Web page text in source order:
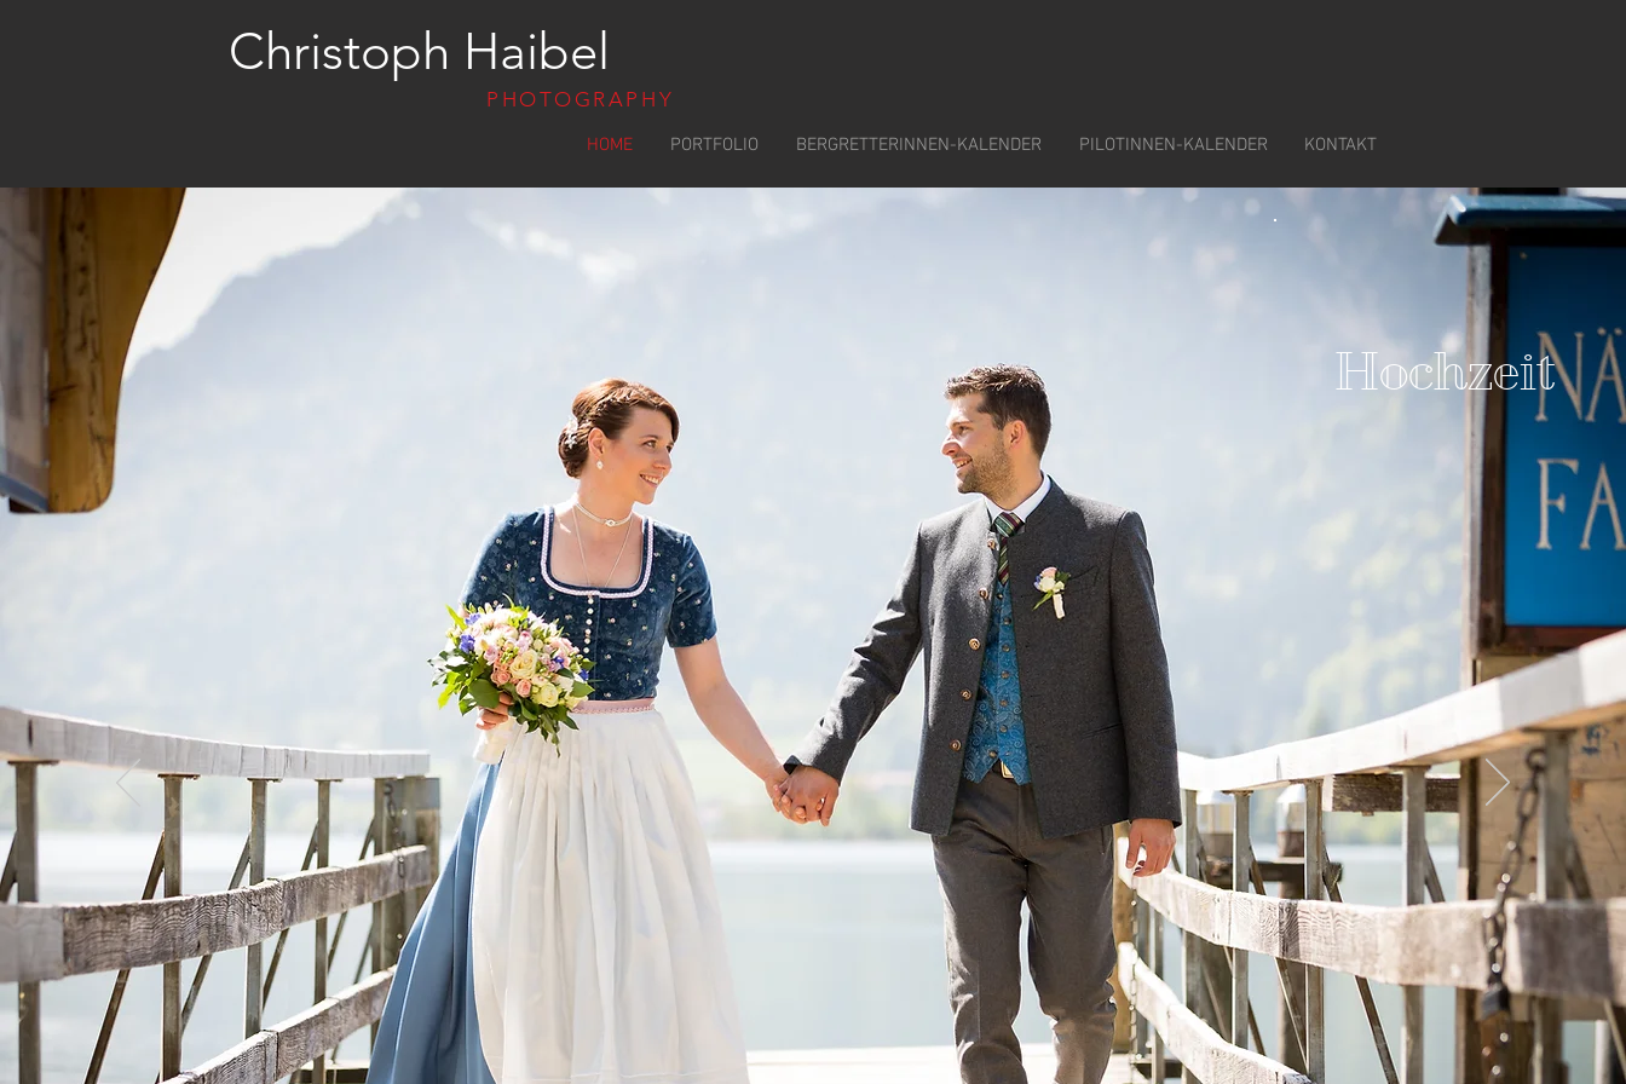
Christoph Haibel
PHOTOGRAPHY
HOME PORTFOLIO BERGRETTERINNEN-KALENDER PILOTINNEN-KALENDER KONTAKT
Hochzeit